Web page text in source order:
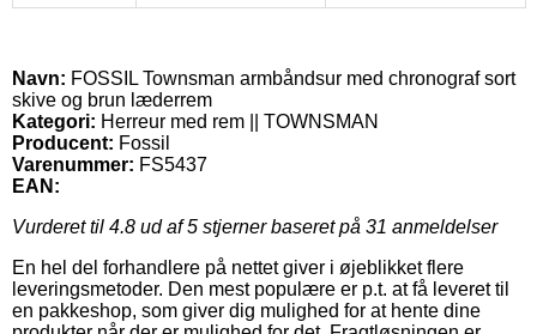
Navn: FOSSIL Townsman armbåndsur med chronograf sort
skive og brun læderrem
Kategori: Herreur med rem || TOWNSMAN
Producent: Fossil
Varenummer: FS5437
EAN:
Vurderet til 4.8 ud af 5 stjerner baseret på 31 anmeldelser
En hel del forhandlere på nettet giver i øjeblikket flere
leveringsmetoder. Den mest populære er p.t. at få leveret til
en pakkeshop, som giver dig mulighed for at hente dine